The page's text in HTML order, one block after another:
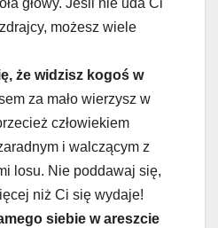
głowy. Jeśli nie uda Ci
możesz wiele
że widzisz kogoś w
za mało wierzysz w
człowiekiem
i walczącym z
losu. Nie poddawaj się,
niż Ci się wydaje!
siebie w areszcie